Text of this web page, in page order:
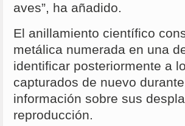
aves”, ha añadido.
El anillamiento científico
metálica numerada en una
identificar posteriormente a
capturados de nuevo
información sobre sus
reproducción.